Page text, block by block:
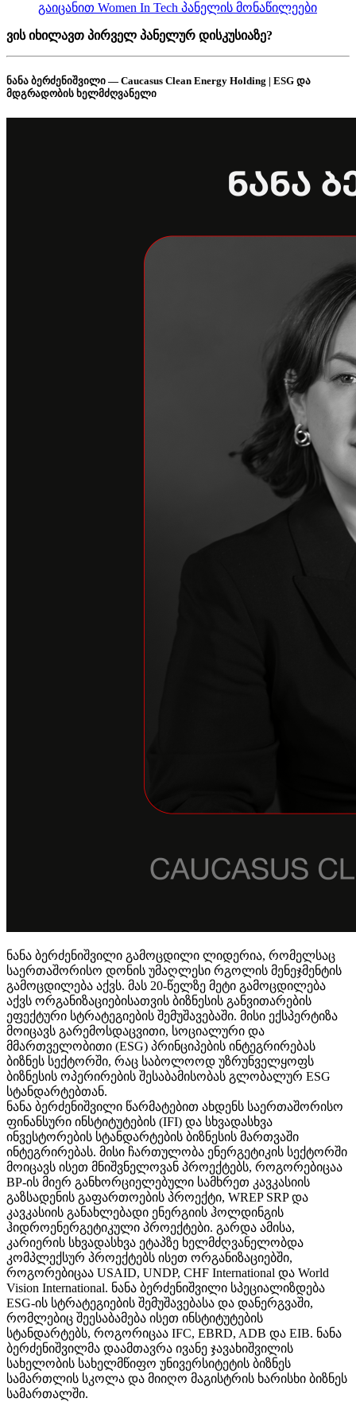
გაიცანით Women In Tech პანელის მონაწილეები
ვის იხილავთ პირველ პანელურ დისკუსიაზე?
ნანა ბერძენიშვილი — Caucasus Clean Energy Holding | ESG და
მდგრადობის ხელმძღვანელი
ნანა ბერძენიშვილი გამოცდილი ლიდერია, რომელსაც
საერთაშორისო დონის უმაღლესი რგოლის მენეჯმენტის
გამოცდილება აქვს. მას 20-წელზე მეტი გამოცდილება
აქვს ორგანიზაციებისათვის ბიზნესის განვითარების
ეფექტური სტრატეგიების შემუშავებაში. მისი ექსპერტიზა
მოიცავს გარემოსდაცვითი, სოციალური და
მმართველობითი (ESG) პრინციპების ინტეგრირებას
ბიზნეს სექტორში, რაც საბოლოოდ უზრუნველყოფს
ბიზნესის ოპერირების შესაბამისობას გლობალურ ESG
სტანდარტებთან.
ნანა ბერძენიშვილი წარმატებით ახდენს საერთაშორისო
ფინანსური ინსტიტუტების (IFI) და სხვადასხვა
ინვესტორების სტანდარტების ბიზნესის მართვაში
ინტეგრირებას. მისი ჩართულობა ენერგეტიკის სექტორში
მოიცავს ისეთ მნიშვნელოვან პროექტებს, როგორებიცაა
BP-ის მიერ განხორციელებული სამხრეთ კავკასიის
გაზსადენის გაფართოების პროექტი, WREP SRP და
კავკასიის განახლებადი ენერგიის ჰოლდინგის
ჰიდროენერგეტიკული პროექტები. გარდა ამისა,
კარიერის სხვადასხვა ეტაპზე ხელმძღვანელობდა
კომპლექსურ პროექტებს ისეთ ორგანიზაციებში,
როგორებიცაა USAID, UNDP, CHF International და World
Vision International. ნანა ბერძენიშვილი სპეციალიზდება
ESG-ის სტრატეგიების შემუშავებასა და დანერგვაში,
რომლებიც შეესაბამება ისეთ ინსტიტუტების
სტანდარტებს, როგორიცაა IFC, EBRD, ADB და EIB. ნანა
ბერძენიშვილმა დაამთავრა ივანე ჯავახიშვილის
სახელობის სახელმწიფო უნივერსიტეტის ბიზნეს
სამართლის სკოლა და მიიღო მაგისტრის ხარისხი ბიზნეს
სამართალში.